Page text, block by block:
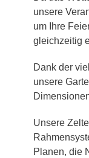
unsere
um Ihre
gleichzeitig
Dank der
unsere
Unsere
Planen, die